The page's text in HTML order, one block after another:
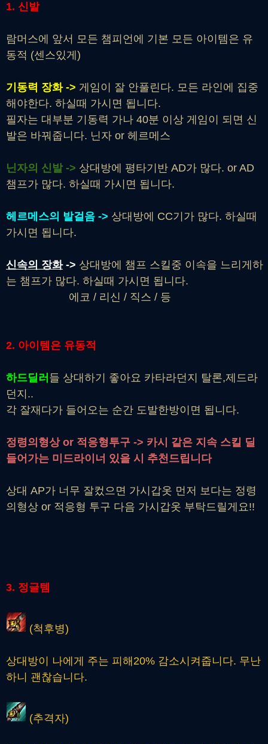
1. 신발
람머스에 앞서 모든 챔피언에 기본 모든 아이템은 유
동적 (센스있게)
기동력 장화 -> 게임이 잘 안풀린다. 모든 라인에 집중
해야한다. 하실때 가시면 됩니다.
필자는 대부분 기동력 가나 40분 이상 게임이 되면 신
발은 바꿔줍니다. 닌자 or 헤르메스
닌자의 신발 -> 상대방에 평타기반 AD가 많다. or AD
챔프가 많다. 하실때 가시면 됩니다.
헤르메스의 발걸음 -> 상대방에 CC기가 많다. 하실때
가시면 됩니다.
신속의 장화-> 상대방에 챔프 스킬중 이속을 느리게하
는 챔프가 많다. 하실때 가시면 됩니다.
에코 / 리신 / 직스 / 등
2. 아이템은 유동적
하드딜러 들 상대하기 좋아요 카타라던지 탈론,제드라
던지..
각 잘재다가 들어오는 순간 도발한방이면 됩니다.
정령의형상 or 적응형투구 -> 카시 같은 지속 스킬 딜
들어가는 미드라이너 있을 시 추천드립니다
상대 AP가 너무 잘컸으면 가시갑옷 먼저 보다는 정령
의형상 or 적응형 투구 다음 가시갑옷 부탁드릴게요!!
3. 정글템
(척후병)
상대방이 나에게 주는 피해20% 감소시켜줍니다. 무난
하니 괜찮습니다.
(추격자)